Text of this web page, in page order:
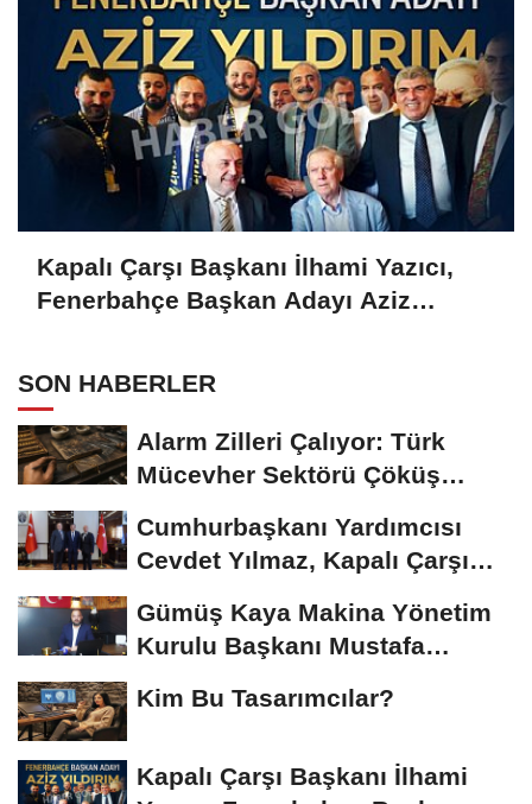
Kapalı Çarşı Başkanı İlhami Yazıcı,
Fenerbahçe Başkan Adayı Aziz
SON HABERLER
Alarm Zilleri Çalıyor: Türk
Mücevher Sektörü Çöküş
Cumhurbaşkanı Yardımcısı
Cevdet Yılmaz, Kapalı Çarşı
Gümüş Kaya Makina Yönetim
Kurulu Başkanı Mustafa
Kim Bu Tasarımcılar?
Kapalı Çarşı Başkanı İlhami